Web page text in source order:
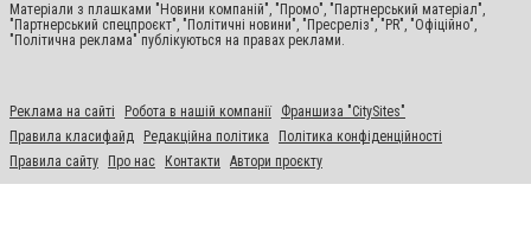
Матеріали з плашками "Новини компаній", "Промо", "Партнерський матеріал",
"Партнерський спецпроєкт", "Політичні новини", "Пресреліз", "PR", "Офіційно",
"Політична реклама" публікуються на правах реклами.
Реклама на сайті Робота в нашій компанії
Франшиза "CitySites"
Правила класифайд
Редакційна політика
Політика конфіденційності
Правила сайту
Про нас Контакти Автори проєкту